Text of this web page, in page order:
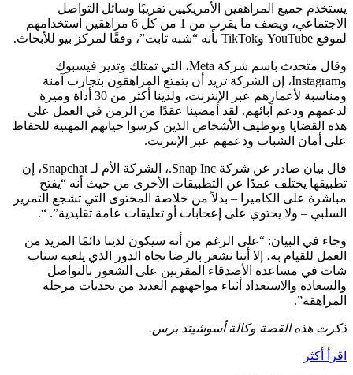
يستخدم جميع المراهقين الأمريكيين تقريبًا وسائل التواصل
الاجتماعي، ويصف ما يقرب من 1 من كل 6 مراهقين استخدامهم
لموقع YouTube وTikTok بأنه “شبه ثابت”، وفقًا لمركز بيو للأبحاث.
وقال متحدث باسم شركة Meta، التي تمتلك وتدير فيسبوك
وInstagram، إن الشركة تريد أن يتمتع المراهقون بتجارب آمنة
ومناسبة لأعمارهم عبر الإنترنت، ولدينا أكثر من 30 أداة وميزة
لدعمهم ودعم آبائهم. لقد أمضينا عقدًا من الزمن في العمل على
هذه القضايا وتوظيف الأشخاص الذين كرسوا حياتهم المهنية للحفاظ
على أمان الشباب ودعمهم عبر الإنترنت.
قال بيان صادر عن شركة Snap Inc.، الشركة الأم لـ Snapchat، إن
تطبيقها يختلف عمدًا عن التطبيقات الأخرى من حيث أنه “يفتح
مباشرة على الكاميرا – بدلاً من خلاصة المحتوى التي تشجع التمرير
السلبي – ولا يحتوي على إعجابات أو تعليقات عامة تقليدية”. “.
وجاء في البيان: “على الرغم من أنه سيكون لدينا دائمًا المزيد من
العمل للقيام به، إلا أننا نشعر بالرضا تجاه الدور الذي يلعبه سناب
شات في مساعدة الأصدقاء المقربين على الشعور بالتواصل
والسعادة والاستعداد أثناء مواجهتهم العديد من تحديات مرحلة
المراهقة”.
ذكرت هذه القصة وكالة أسوشيتد برس.
اقرأ أكثر